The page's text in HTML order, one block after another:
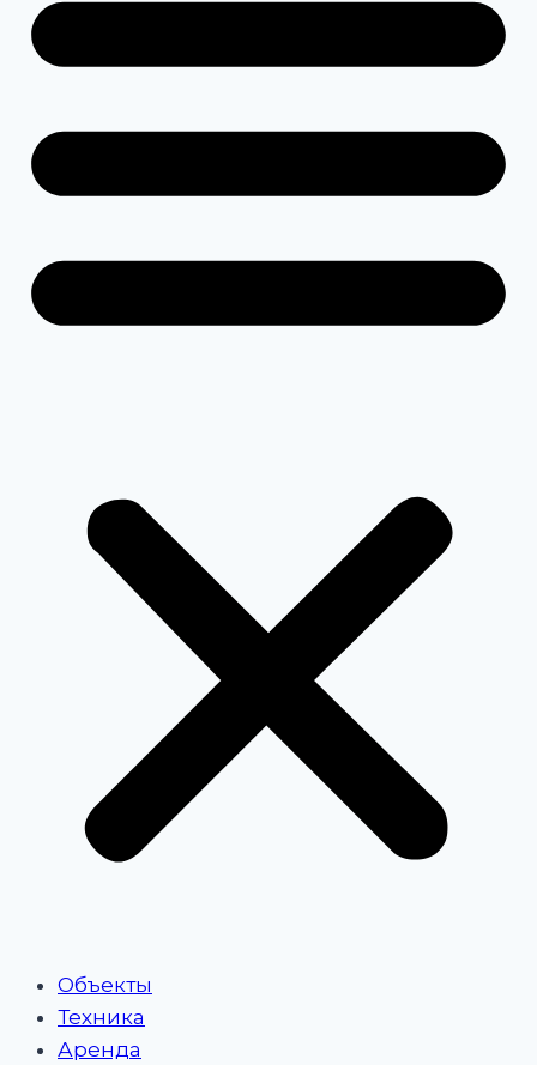
Объекты
Техника
Аренда